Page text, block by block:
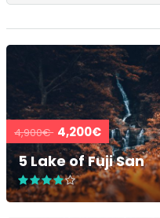
4,900€ 4,200€
5 Lake of Fuji San